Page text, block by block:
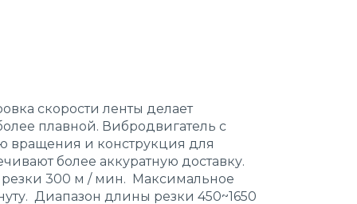
скорости ленты делает
плавной. Вибродвигатель с
вращения и конструкция для
более аккуратную доставку.
резки 300 м / мин. Максимальное
Диапазон длины резки 450~1650